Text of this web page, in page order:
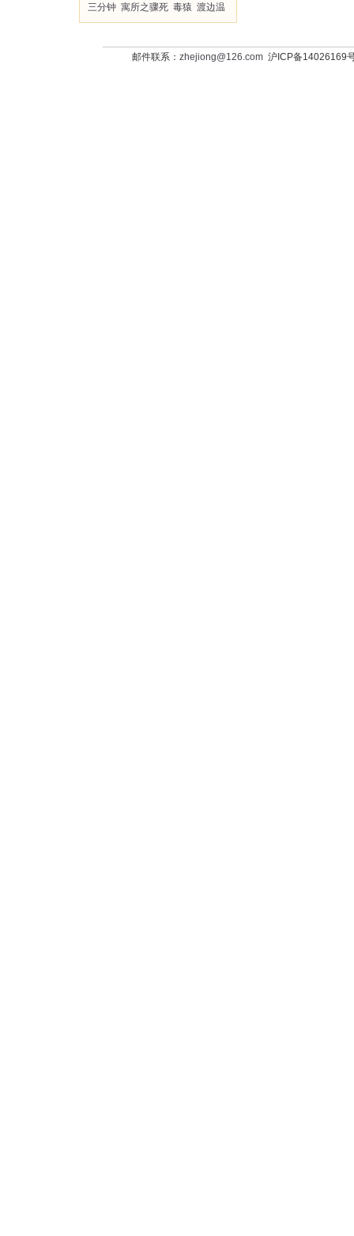
三分钟 寓所之骤死 毒猿 渡边温
邮件联系： zhejiong@126.com沪ICP备14026169